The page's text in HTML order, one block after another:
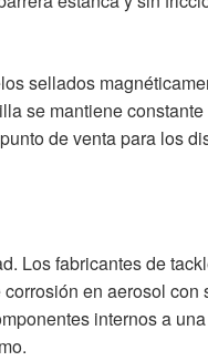
sellados
se mantiene
de venta para los
Los fabricantes de
en aerosol
internos a